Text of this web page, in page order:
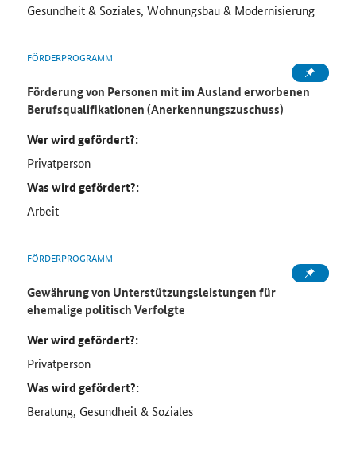
Gesundheit & Soziales, Wohnungsbau & Modernisierung
FÖRDERPROGRAMM
Förderung von Personen mit im Ausland erworbenen
Berufsqualifikationen (Anerkennungszuschuss)
Wer wird gefördert?:
Privatperson
Was wird gefördert?:
Arbeit
FÖRDERPROGRAMM
Gewährung von Unterstützungsleistungen für
ehemalige politisch Verfolgte
Wer wird gefördert?:
Privatperson
Was wird gefördert?:
Beratung, Gesundheit & Soziales